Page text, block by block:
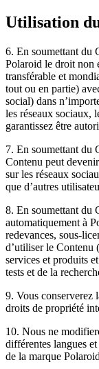
Utilisation
6. En soumettant du
Polaroid le droit non
transférable et
tout ou en partie)
social) dans
les réseaux sociaux,
garantissez être
7. En soumettant du
Contenu peut
sur les réseaux
que d’autres
8. En soumettant du
automatiquement à
redevances, sous-
d’utiliser le Contenu
services et produits
tests et de la
9. Vous conserverez
droits de propriété
10. Nous ne
différentes langues
de la marque